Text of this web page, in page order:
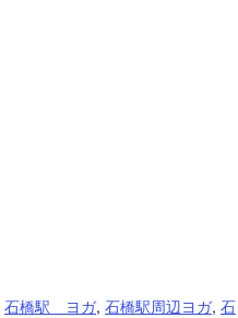
石橋駅 ヨガ, 石橋駅周辺ヨガ, 石